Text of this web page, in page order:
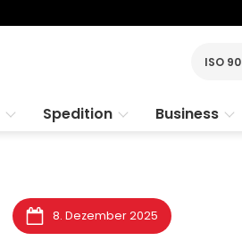
ISO
Spedition Business
8. Dezember 2025